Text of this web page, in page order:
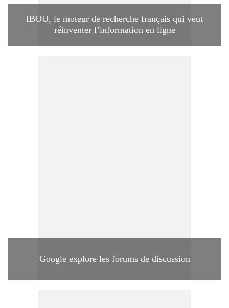
IBOU, le moteur de recherche français qui veut
réinventer l’information en ligne
Google explore les forums de discussion